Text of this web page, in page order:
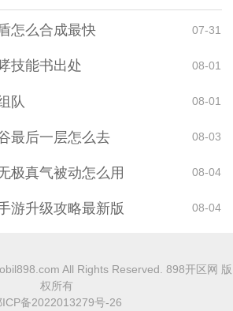
怎么合成最快 07-31
技能书出处 08-01
队 08-01
最后一层怎么去 08-03
极真气被动怎么用 08-04
游升级攻略最新版 08-04
All Rights Reserved. 898开区网 版
权所有
ICP备2022013279号-26